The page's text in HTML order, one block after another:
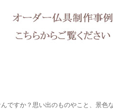
ですか？思い出のものやこと、景色